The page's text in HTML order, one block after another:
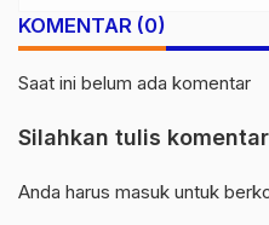
KOMENTAR (0)
Saat ini belum ada komentar
Silahkan tulis
Anda harus masuk untuk